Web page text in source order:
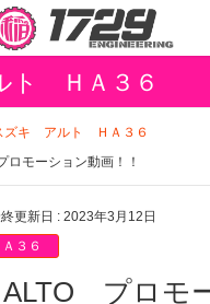
ト ＨＡ３６
ズキ アルト ＨＡ３６
モーション動画！！
更新日 : 2023年3月12日
３６